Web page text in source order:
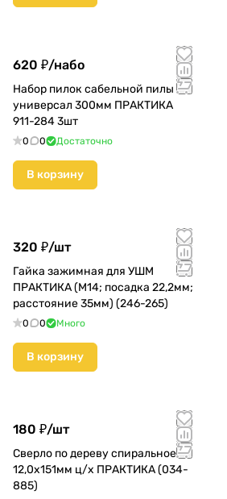
620 ₽/набо
Набор пилок сабельной пилы
универсал 300мм ПРАКТИКА
911-284 3шт
0 0 Достаточно
В корзину
320 ₽/шт
Гайка зажимная для УШМ
ПРАКТИКА (М14; посадка 22,2мм;
расстояние 35мм) (246-265)
0 0 Много
В корзину
180 ₽/шт
Сверло по дереву спиральное
12,0х151мм ц/х ПРАКТИКА (034-
885)